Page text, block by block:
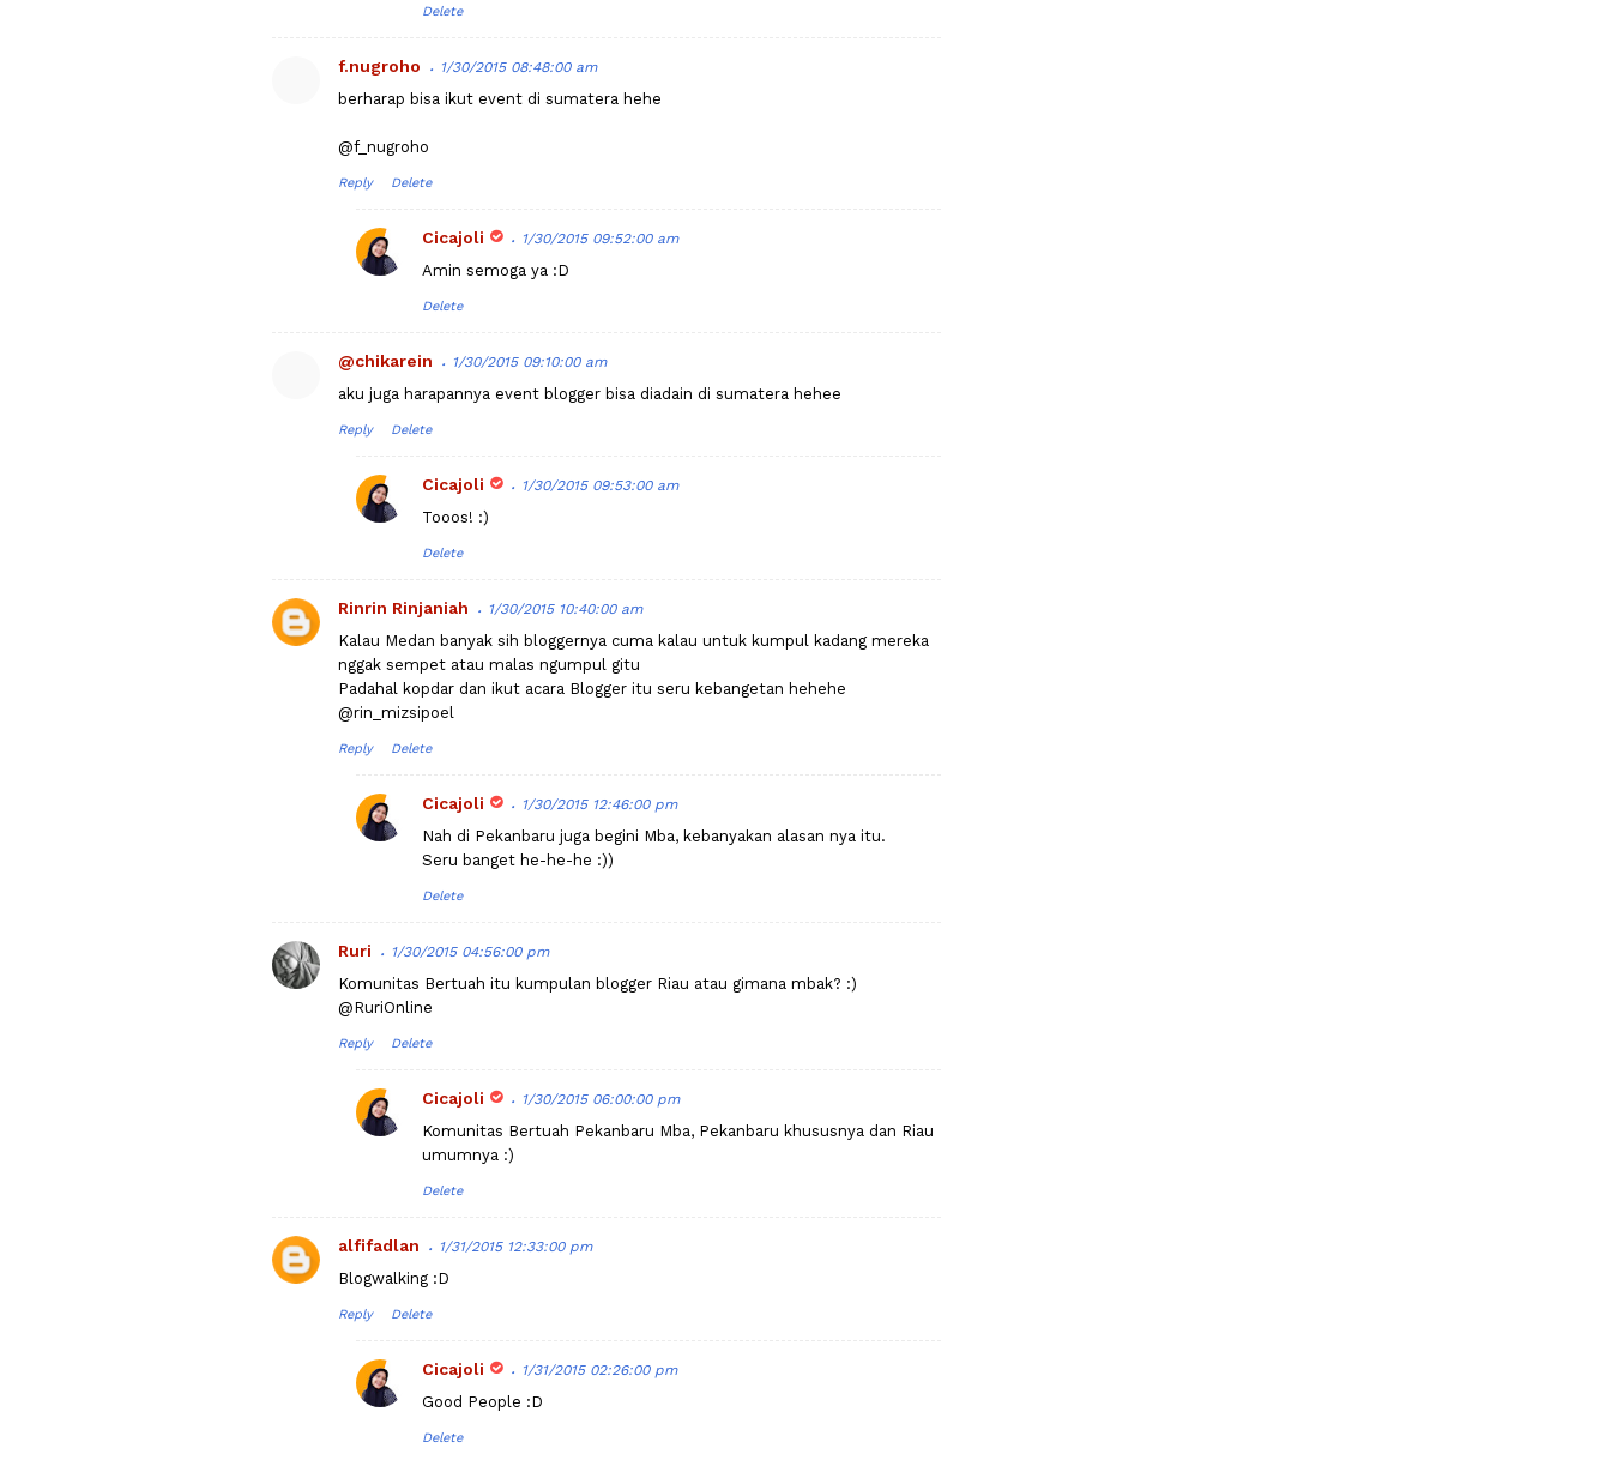
Delete
f.nugroho 1/30/2015 08:48:00 am
berharap bisa ikut event di sumatera hehe
@f_nugroho
Reply Delete
Cicajoli 1/30/2015 09:52:00 am
Amin semoga ya :D
Delete
@chikarein 1/30/2015 09:10:00 am
aku juga harapannya event blogger bisa diadain di sumatera hehee
Reply Delete
Cicajoli 1/30/2015 09:53:00 am
Tooos! :)
Delete
Rinrin Rinjaniah 1/30/2015 10:40:00 am
Kalau Medan banyak sih bloggernya cuma kalau untuk kumpul kadang mereka
nggak sempet atau malas ngumpul gitu
Padahal kopdar dan ikut acara Blogger itu seru kebangetan hehehe
@rin_mizsipoel
Reply Delete
Cicajoli 1/30/2015 12:46:00 pm
Nah di Pekanbaru juga begini Mba, kebanyakan alasan nya itu.
Seru banget he-he-he :))
Delete
Ruri 1/30/2015 04:56:00 pm
Komunitas Bertuah itu kumpulan blogger Riau atau gimana mbak? :)
@RuriOnline
Reply Delete
Cicajoli 1/30/2015 06:00:00 pm
Komunitas Bertuah Pekanbaru Mba, Pekanbaru khususnya dan Riau
umumnya :)
Delete
alfifadlan 1/31/2015 12:33:00 pm
Blogwalking :D
Reply Delete
Cicajoli 1/31/2015 02:26:00 pm
Good People :D
Delete